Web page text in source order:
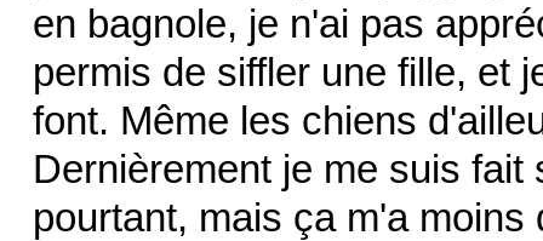
en bagnole, je n'ai pas
permis de siffler une fille, et
font. Même les chiens
Dernièrement je me suis
pourtant, mais ça m'a